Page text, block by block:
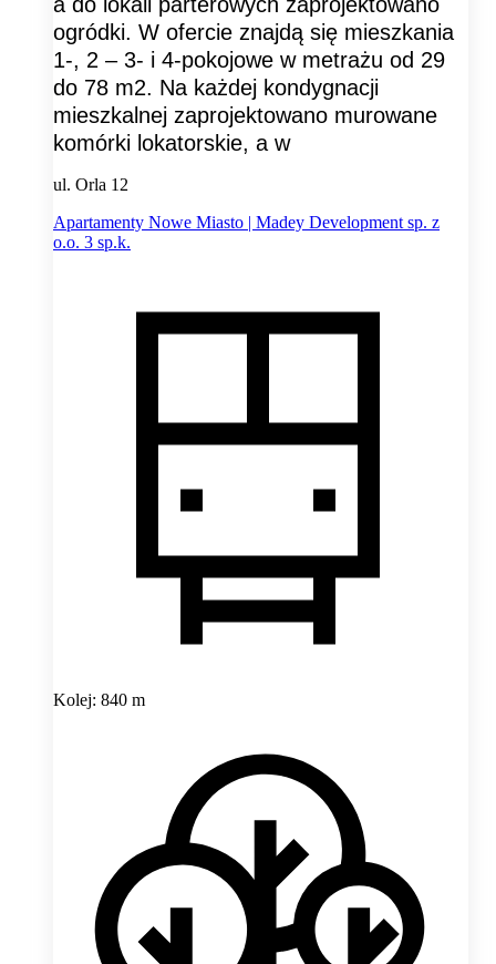
ogródki. W ofercie znajdą się mieszkania
1-, 2 – 3- i 4-pokojowe w metrażu od 29
do 78 m2. Na każdej kondygnacji
mieszkalnej zaprojektowano murowane
komórki lokatorskie, a w
ul. Orla 12
Apartamenty Nowe Miasto | Madey Development sp. z
o.o. 3 sp.k.
Kolej: 840 m